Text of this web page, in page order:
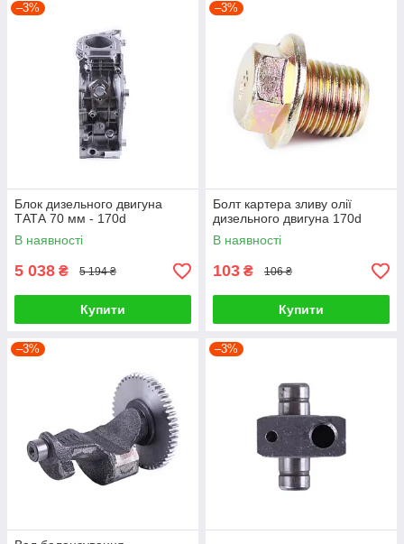
зможете оперативно виконати ремонтні роботи будь-якої
складності, провести сезонне техобслуговування та
діагностику агрегатів.
–3%
Блок дизельного двигуна
ТАТА 70 мм - 170d
В наявності
5 038 ₴ 5 194 ₴
Купити
–3%
Болт картера зливу олії
дизельного двигуна 170d
В наявності
103 ₴ 106 ₴
Купити
–3% –3%